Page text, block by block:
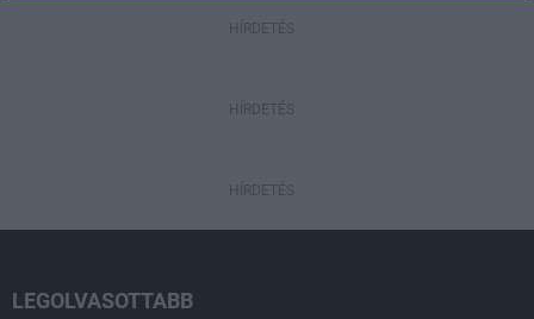
HÍRDETÉS
HÍRDETÉS
HÍRDETÉS
LEGOLVASOTTABB